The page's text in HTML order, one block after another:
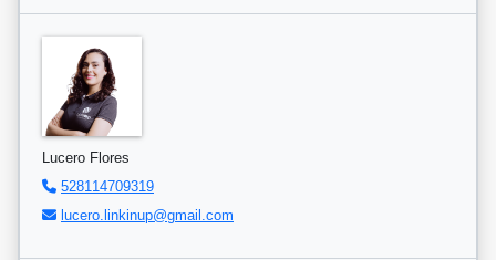
Lucero Flores
528114709319
lucero.linkinup@gmail.com